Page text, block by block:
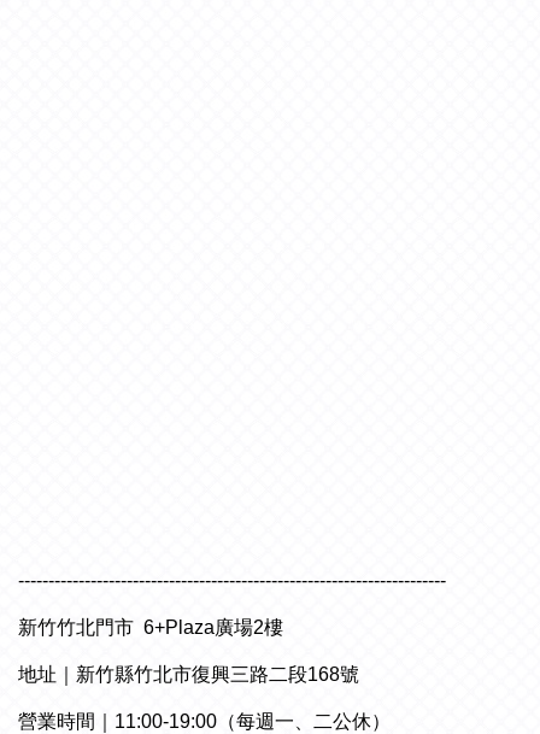
-----------------------------------------------------------------------
新竹竹北門市 6+Plaza廣場2樓
地址｜新竹縣竹北市復興三路二段168號
營業時間｜11:00-19:00（每週一、二公休）